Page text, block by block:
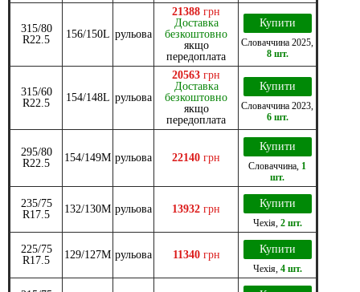
315/80
R22.5
156/150L рульова
21388 грн
Доставка
безкоштовно
якщо
передоплата
Купити
Словаччина 2025
8 шт.
315/60
R22.5
154/148L рульова
20563 грн
Доставка
безкоштовно
якщо
передоплата
Купити
Словаччина 2023
6 шт.
295/80
R22.5
154/149M рульова 22140 грн
Купити
Словаччина 1
шт.
235/75
R17.5
132/130M рульова 13932 грн Купити
Чехія, 2 шт.
225/75
R17.5
129/127M рульова 11340 грн Купити
Чехія, 4 шт.